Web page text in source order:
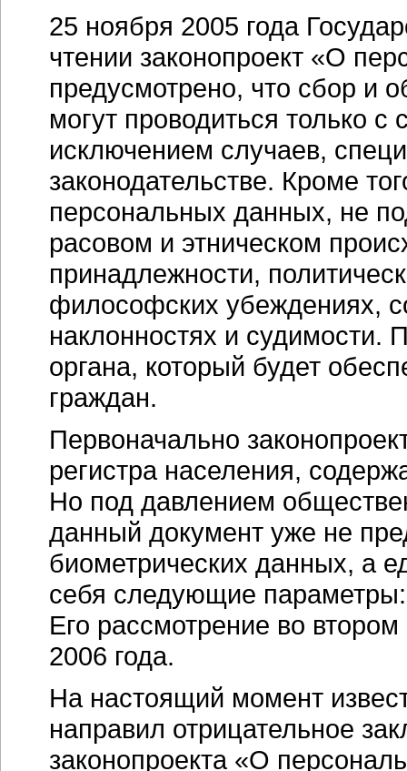
25 ноября 2005 года
чтении законопроект «О
предусмотрено, что сбор и
могут проводиться только с
исключением случаев,
законодательстве. Кроме
персональных данных, не
расовом и этническом
принадлежности,
философских убеждениях,
наклонностях и судимости.
органа, который будет
граждан.
Первоначально
регистра населения,
Но под давлением
данный документ уже не
биометрических данных, а
себя следующие
Его рассмотрение во
2006 года.
На настоящий момент
направил отрицательное
законопроекта «О